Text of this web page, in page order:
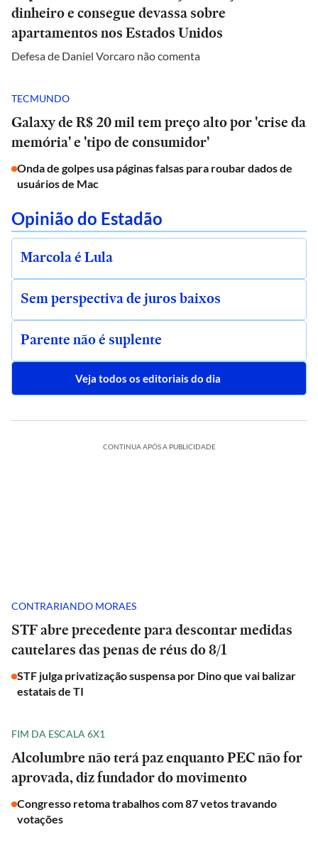
dinheiro e consegue devassa sobre
apartamentos nos Estados Unidos
Defesa de Daniel Vorcaro não comenta
TECMUNDO
Galaxy de R$ 20 mil tem preço alto por 'crise da
memória' e 'tipo de consumidor'
Onda de golpes usa páginas falsas para roubar dados de
usuários de Mac
Opinião do Estadão
Marcola é Lula
Sem perspectiva de juros baixos
Parente não é suplente
Veja todos os editoriais do dia
CONTINUA APÓS A PUBLICIDADE
CONTRARIANDO MORAES
STF abre precedente para descontar medidas
cautelares das penas de réus do 8/1
STF julga privatização suspensa por Dino que vai balizar
estatais de TI
FIM DA ESCALA 6X1
Alcolumbre não terá paz enquanto PEC não for
aprovada, diz fundador do movimento
Congresso retoma trabalhos com 87 vetos travando
votações